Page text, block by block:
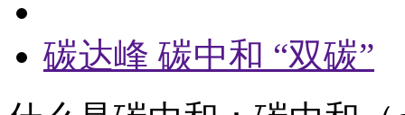
碳达峰 碳中和 “双碳”